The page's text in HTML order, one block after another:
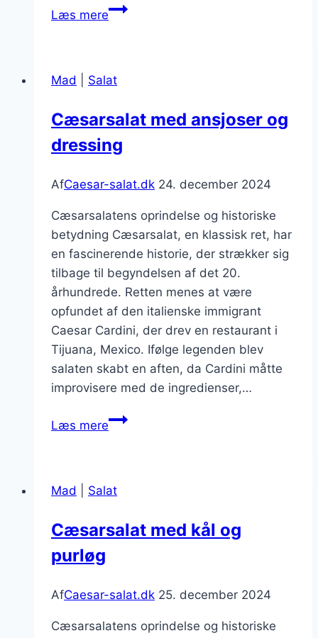
Læs mereCæsarsalat
grønt
Mad Salat
Cæsarsalat med ansjoser og
dressing
AfCaesar-salat.dk 24. december 2024
Cæsarsalatens oprindelse og historiske
betydning Cæsarsalat, en klassisk ret, har
en fascinerende historie, der strækker sig
tilbage til begyndelsen af det 20.
århundrede. Retten menes at være
opfundet af den italienske immigrant
Caesar Cardini, der drev en restaurant i
Tijuana, Mexico. Ifølge legenden blev
salaten skabt en aften, da Cardini måtte
improvisere med de ingredienser,…
Læs mereCæsarsalat
dressing
Mad Salat
Cæsarsalat med kål og
purløg
AfCaesar-salat.dk 25. december 2024
Cæsarsalatens oprindelse og historiske